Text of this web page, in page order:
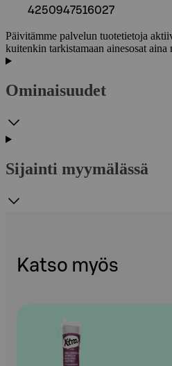
4250947516027
Päivitämme palvelun tuotetietoja
kuitenkin tarkistamaan ainesosat
Ominaisuudet
Sijainti myymälässä
Katso myös